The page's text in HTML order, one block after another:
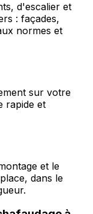
d'escalier et
: façades,
normes et
sur votre
rapide et
et le
dans le